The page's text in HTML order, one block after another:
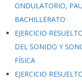
ONDULATORIO,
BACHILLERATO
EJERCICIO
DEL SONIDO Y
FÍSICA
EJERCICIO